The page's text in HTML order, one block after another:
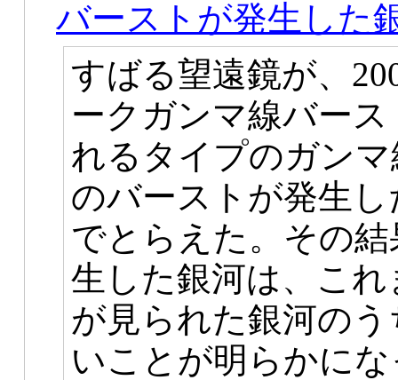
バーストが発生した
すばる望遠鏡が、
ークガンマ線バー
れるタイプのガン
のバーストが発生
でとらえた。その
生した銀河は、こ
が見られた銀河の
いことが明らかに